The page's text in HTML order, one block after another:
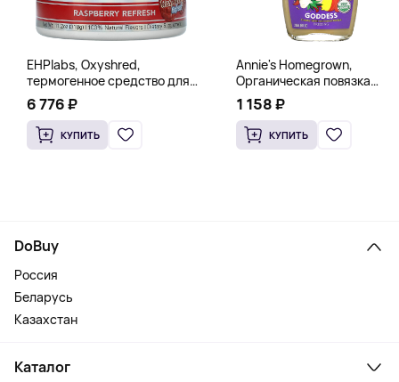
EHPlabs, Oxyshred,
термогенное средство для
сжигания жира, малиновое
освежение, 318 г (11,2 унции)
6 776 ₽
КУПИТЬ
Annie's Homegrown,
Органическая повязка
«Богиня», 236 мл (8 жидк.
унц.)
1 158 ₽
КУПИТЬ
DoBuy
Россия
Беларусь
Казахстан
Каталог